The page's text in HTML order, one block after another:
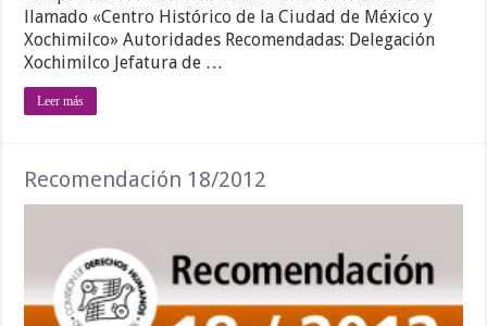
llamado «Centro Histórico de la Ciudad de México y
Xochimilco» Autoridades Recomendadas: Delegación
Xochimilco Jefatura de …
Leer más
Recomendación 18/2012